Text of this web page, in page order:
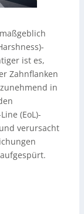
ist es,
Zahnflanken
in
(EoL)-
verursacht